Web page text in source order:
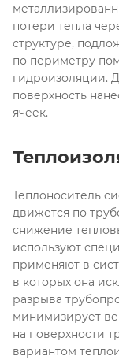
потери тепла
структуре,
по периметру
гидроизоляции.
поверхность
ячеек.
Теплоноситель
движется по
снижение
используют
применяют в
в которых она
разрыва
минимизирует
на поверхности
вариантом